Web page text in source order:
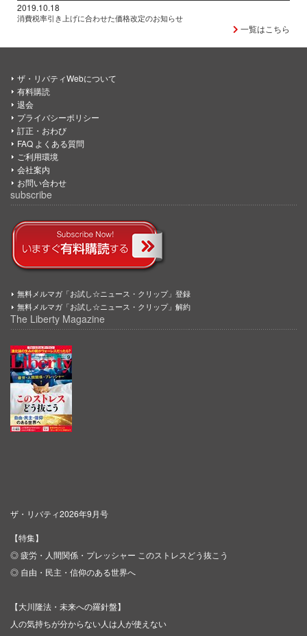
2019.10.18
消費税率引き上げに合わせた価格改定のお知らせ
一覧はこちら
ザ・リバティWebについて
有料購読
退会
プライバシーポリシー
訂正・おわび
FAQ よくある質問
ご利用環境
会社案内
お問い合わせ
subscribe
無料メルマガ「お試し☆ニュース・クリップ」登録
無料メルマガ「お試し☆ニュース・クリップ」解約
The Liberty Magazine
ザ・リバティ2026年9月号
【特集】
◎ 疲労・人間関係・プレッシャー このストレスどう抜こう
◎ 自由・民主・信仰のある世界へ
【大川隆法・未来への羅針盤】
人の気持ちが分からない人は人が使えない